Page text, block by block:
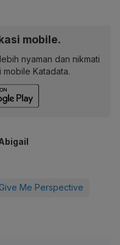
mobile.
nyaman dan nikmati
Katadata.
Me Perspective